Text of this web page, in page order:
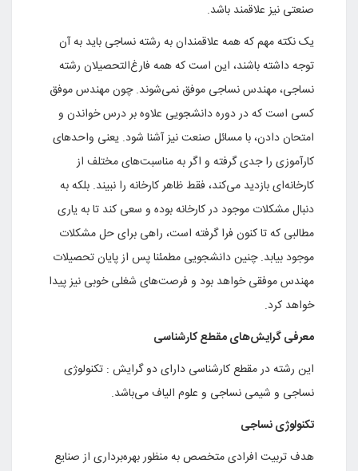
صنعتی نیز علاقمند باشد.
یک نکته مهم که همه علاقمندان به رشته نساجی باید به آن
توجه داشته باشند، این است که همه فارغ‌التحصیلان رشته
نساجی، مهندس نساجی موفق نمی‌شوند. چون مهندس موفق
کسی است که در دوره دانشجویی علاوه بر درس خواندن و
امتحان دادن، با مسائل صنعت نیز آشنا شود. یعنی واحدهای
کارآموزی را جدی گرفته و اگر به مناسبت‌های مختلف از
کارخانه‌ای بازدید می‌کند، فقط ظاهر کارخانه را نبیند. بلکه به
دنبال مشکلات موجود در کارخانه بوده و سعی کند تا به یاری
مطالبی که تا کنون فرا گرفته است، راهی برای حل مشکلات
موجود بیابد. چنین دانشجویی مطمئنا پس از پایان تحصیلات
مهندس موفقی خواهد بود و فرصت‌های شغلی خوبی نیز پیدا
خواهد کرد.
معرفی گرایش‌های مقطع کارشناسی
این رشته در مقطع کارشناسی دارای دو گرایش : تکنولوژی
نساجی و شیمی نساجی و علوم الیاف می‌باشد.
تکنولوژی نساجی
هدف تربیت افرادی متخصص به منظور بهره‌برداری از صنایع